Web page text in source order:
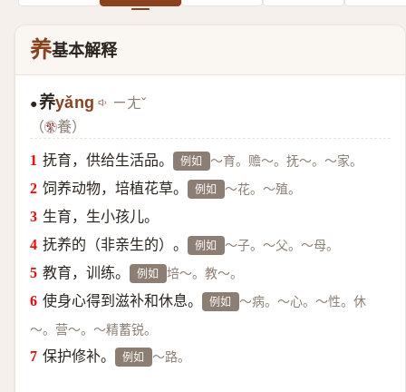
养基本解释
●养yǎng ㄧㄤˇ
（
養）
抚育，供给生活品。
例如 ～育。赡～。抚～。～家。
饲养动物，培植花草。 例如 ～花。～殖。
生育，生小孩儿。
抚养的（非亲生的）。
例如 ～子。～父。～母。
教育，训练。 例如 培～。教～。
使身心得到滋补和休息。 例如 ～病。～心。～性。休
～。营～。～精蓄锐。
保护修补。 例如 ～路。